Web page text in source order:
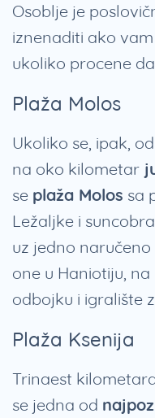
Osoblje je
iznenaditi ako
ukoliko procene
Plaža Molos
Ukoliko se, ipak,
na oko kilometar
se plaža Molos sa
Ležaljke i
uz jedno
one u Haniotiju,
odbojku i igralište
Plaža Ksenija
Trinaest
se jedna od